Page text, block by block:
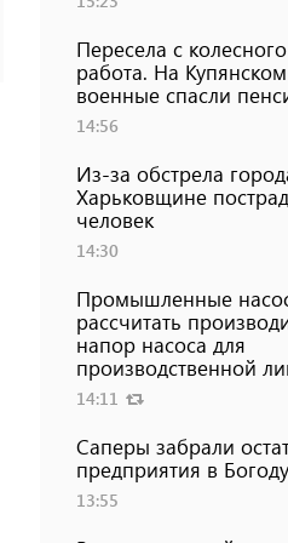
Пересела с
работа. На
военные спасли
14:56
Из-за обстрела
Харьковщине
человек
14:30
Промышленные
рассчитать
напор насоса для
производственной
14:11
Саперы забрали
предприятия в
13:55